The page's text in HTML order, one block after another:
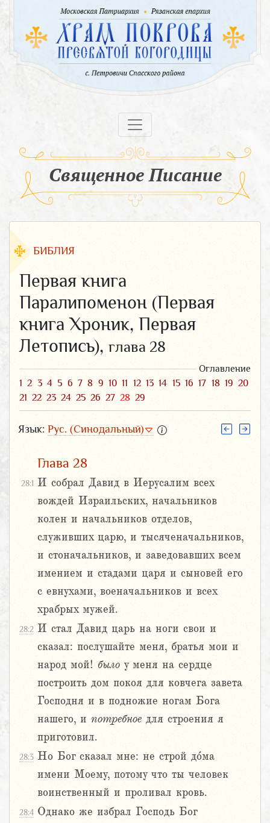
Священное Писание
БИБЛИЯ
Первая книга
Паралипоменон (Первая
книга Хроник, Первая
Летопись), глава 28
Оглавление
1 2 3 4 5 6 7 8 9 10 11 12 13 14 15 16 17 18 19 20
21 22 23 24 25 26 27 28 29
Язык: Рус. (Синодальный)
Глава 28
28:1 И собрал Давид в Иерусалим всех
вождей Израильских, начальников
колен и начальников отделов,
служивших царю, и тысяченачальников,
и стоначальников, и заведовавших всем
имением и стадами царя и сыновей его
с евнухами, военачальников и всех
храбрых мужей.
28:2 И стал Давид царь на ноги свои и
сказал: послушайте меня, братья мои и
народ мой! было у меня на сердце
построить дом покоя для ковчега завета
Господня и в подножие ногам Бога
нашего, и потребное для строения я
приготовил.
28:3 Но Бог сказал мне: не строй до́ма
имени Моему, потому что ты человек
воинственный и проливал кровь.
28:4 Однако же избрал Господь Бог